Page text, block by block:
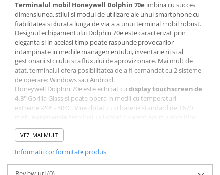
Terminalul mobil Honeywell Dolphin 70e imbina cu succes
dimensiunea, stilul si modul de utilizare ale unui smartphone cu
fiabilitatea si durata lunga de viata a unui terminal mobil robust.
Designul echipamentului Dolphin 70e este caracterizat prin
eleganta si in acelasi timp poate raspunde provocarilor
intampinate in mediile managementului, inventarieirii si al
gestionarii stocului si a fluxului de aprovizionare. Mai mult de
atat, terminalul ofera posibilitatea de a fi comandat cu 2 sisteme
de operare: Windows sau Android.
Honeywell Dolphin 70e este echipat cu display touchscreen de
4.3" Gorilla Glass si poate opera in medii cu temperaturi
extreme -20° - 50°C. Vine dotat cu o baterie standard de 1670
depeste 7.5 ore
Poate fi folosit in aplicatii precum :
inventarierea mijloacelor fixe;
managementul preturilor si a termenelor de valabilitate
pentru produsele din raft;
VEZI MAI MULT
Informatii conformitate produs
Review-uri(0)